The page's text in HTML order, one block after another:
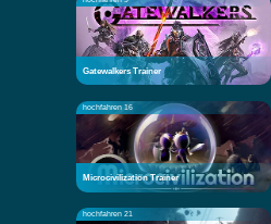
Gatewalkers Trainer
hochfahren 16
Microcivilization Trainer
hochfahren 21